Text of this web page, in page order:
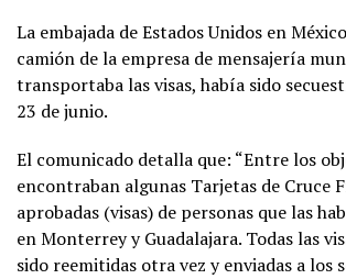
La embajada de Estados Unidos en
camión de la empresa de mensajería
transportaba las visas, había sido
23 de junio.
El comunicado detalla que: “Entre los
encontraban algunas Tarjetas de Cruce
aprobadas (visas) de personas que las
en Monterrey y Guadalajara. Todas las
sido reemitidas otra vez y enviadas a los